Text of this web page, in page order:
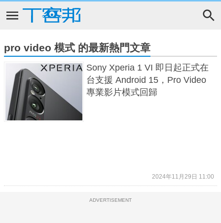
pro video 模式 的最新熱門文章
Sony Xperia 1 VI 即日起正式在
台支援 Android 15，Pro Video
專業影片模式回歸
2024年11月29日 11:00
ADVERTISEMENT